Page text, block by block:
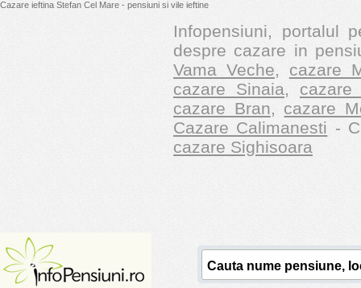
Cazare ieftina Stefan Cel Mare - pensiuni si vile ieftine
Infopensiuni, portalul
despre cazare in
Vama Veche, cazare
cazare Sinaia, cazare
cazare Bran, cazare
Cazare Calimanesti -
cazare Sighisoara